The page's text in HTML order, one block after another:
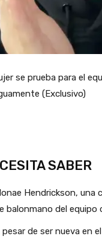
SABER
Hendrickson, una
balonmano del equipo
pesar de ser nueva en